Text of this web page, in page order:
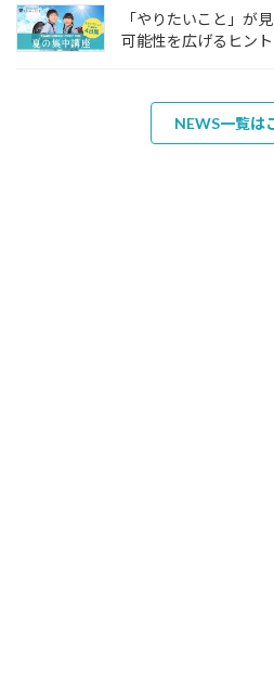
「やりたいこと」が
可能性を広げるヒント
NEWS一覧は